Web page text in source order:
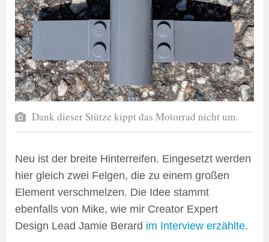
Dank dieser Stütze kippt das Motorrad nicht um.
Neu ist der breite Hinterreifen. Eingesetzt werden
hier gleich zwei Felgen, die zu einem großen
Element verschmelzen. Die Idee stammt
ebenfalls von Mike, wie mir Creator Expert
Design Lead Jamie Berard im Interview erzählte.